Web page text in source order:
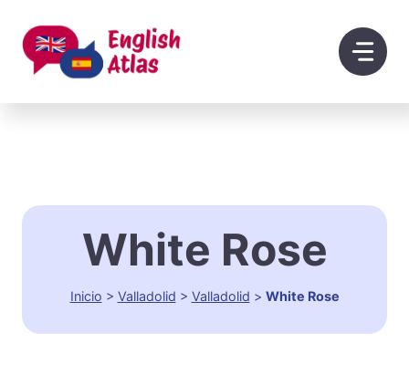
contenido
White Rose
Inicio > Valladolid > Valladolid > White Rose